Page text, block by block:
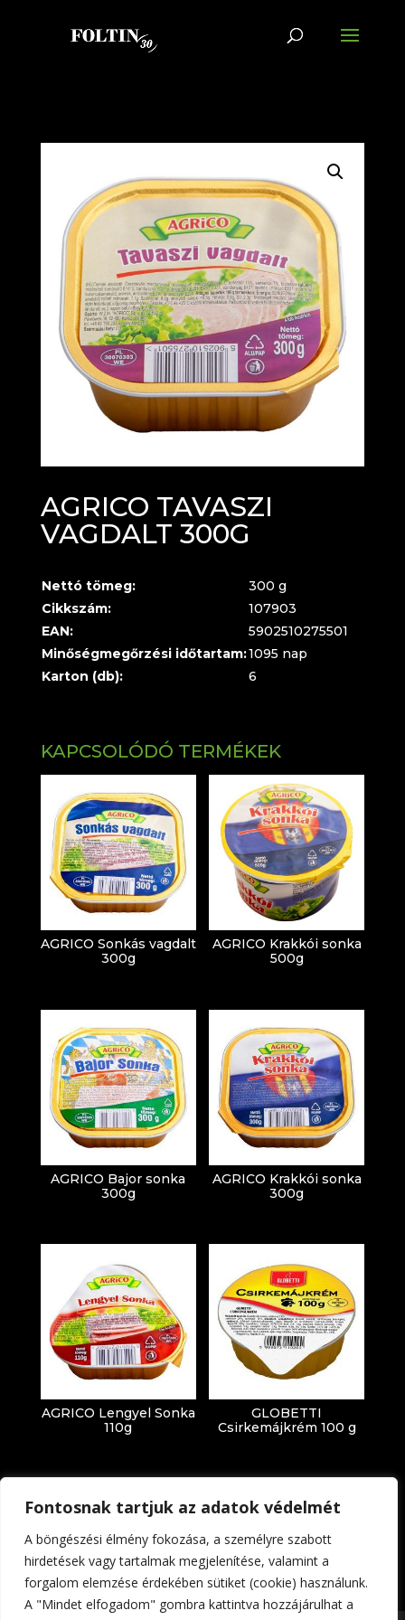
Fontosnak tartjuk az adatok védelmét
A böngészési élmény fokozása, a személyre szabott
hirdetések vagy tartalmak megjelenítése, valamint a
forgalom elemzése érdekében sütiket (cookie) használunk.
A "Mindet elfogadom" gombra kattintva hozzájárulhat a
AGRICO TAVASZI
VAGDALT 300G
Nettó tömeg:
300 g
Cikkszám:
107903
EAN:
5902510275501
Minőségmegőrzési időtartam:1095 nap
Karton (db):
6
KAPCSOLÓDÓ TERMÉKEK
AGRICO Sonkás vagdalt
300g
AGRICO Krakkói sonka
500g
AGRICO Bajor sonka
300g
AGRICO Krakkói sonka
300g
AGRICO Lengyel Sonka
110g
GLOBETTI
Csirkemájkrém 100 g
Impresszum Adatkezelési tájékoztató